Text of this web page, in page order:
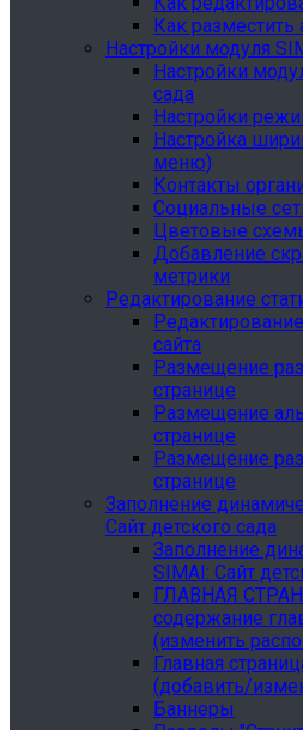
Как разместить
Настройки модуля
Настройки
сада
Настройки
Настройка
меню)
Контакты
Социальные
Цветовые
Добавление
метрики
Редактирование
сайта
Размещение
странице
Размещение
странице
Размещение
странице
Заполнение
Сайт детского сада
Заполнение
SIMAI: Сайт
ГЛАВНАЯ
содержание
(изменить
Главная
(добавить/
Баннеры